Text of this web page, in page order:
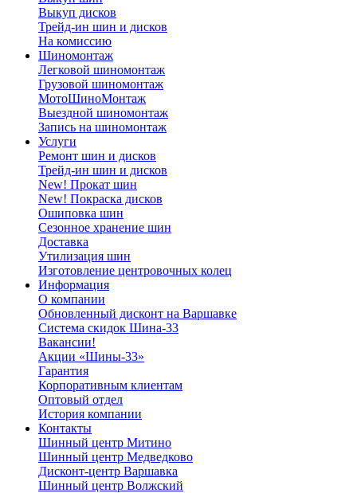
Выкуп дисков
Трейд-ин шин и дисков
На комиссию
Шиномонтаж
Легковой шиномонтаж
Грузовой шиномонтаж
МотоШиноМонтаж
Выездной шиномонтаж
Запись на шиномонтаж
Услуги
Ремонт шин и дисков
Трейд-ин шин и дисков
New! Прокат шин
New! Покраска дисков
Ошиповка шин
Сезонное хранение шин
Доставка
Утилизация шин
Изготовление центровочных колец
Информация
О компании
Обновленный дисконт на Варшавке
Система скидок Шина-33
Вакансии!
Акции «Шины-33»
Гарантия
Корпоративным клиентам
Оптовый отдел
История компании
Контакты
Шинный центр Митино
Шинный центр Медведково
Дисконт-центр Варшавка
Шинный центр Волжский